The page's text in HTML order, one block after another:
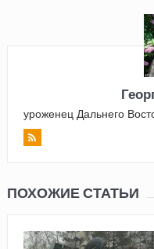
уроженец Дальнего
ПОХОЖИЕ СТАТЬИ